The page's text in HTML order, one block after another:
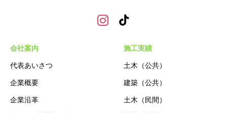
会社案内
代表あいさつ
企業概要
企業沿革
施工実績
土木（公共）
建築（公共）
土木（民間）